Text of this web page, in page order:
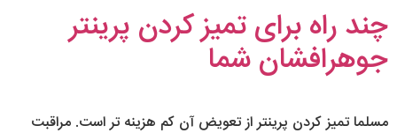
چند راه برای تمیز کردن پرینتر
جوهرافشان شما
مسلما تمیز کردن پرینتر از تعویض آن کم هزینه تر است. مراقبت